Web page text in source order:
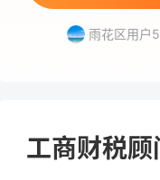
雨花区用户
岳麓区用户
工商财税顾